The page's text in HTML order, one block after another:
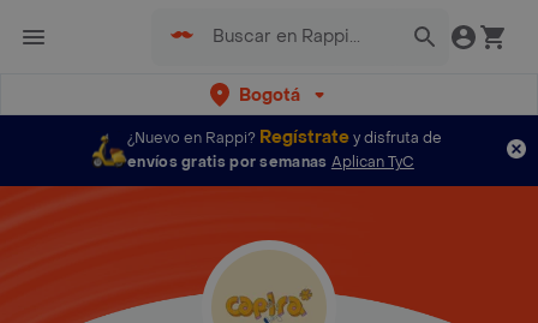
Bogotá
¿Nuevo en Rappi? Regístratey disfruta de
envíos gratis por semanas Aplican TyC